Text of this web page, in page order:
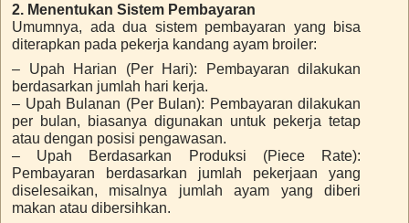
2. Menentukan Sistem Pembayaran
Umumnya, ada dua sistem pembayaran yang bisa
diterapkan pada pekerja kandang ayam broiler:
– Upah Harian (Per Hari): Pembayaran dilakukan
berdasarkan jumlah hari kerja.
– Upah Bulanan (Per Bulan): Pembayaran dilakukan
per bulan, biasanya digunakan untuk pekerja tetap
atau dengan posisi pengawasan.
– Upah Berdasarkan Produksi (Piece Rate):
Pembayaran berdasarkan jumlah pekerjaan yang
diselesaikan, misalnya jumlah ayam yang diberi
makan atau dibersihkan.